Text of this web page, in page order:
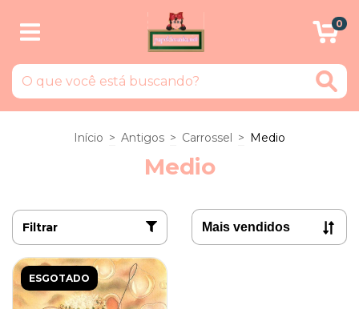
0
Início > Antigos > Carrossel > Medio
Medio
Filtrar
ESGOTADO